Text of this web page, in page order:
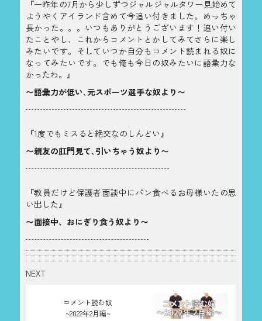
『一昨年の7月から少しずつジャルジャルタワー見始めて
ようやくアイランド含めて今追い付きました。めっちゃ
長かった。。。いつもありがとうございます！追い付い
たことやし、これからコメントとかしてみてさらに楽し
みたいです。そしていつか自分もコメント読まれる奴に
なってみたいです。でも俺も今日の奴みたいに語彙力な
かったわ。』
〜語彙力が低い､元スポーツ選手な奴より〜
『1度でもミスると絶交なのしんどい』
〜親友の肛門見て､引いちゃう奴より〜
『教員だけど保護者面談中にパン食べるお母様いたの思
い出した』
〜面接中、おにぎり食う奴より〜
NEXT
コメント読む奴
~2022年2月編~